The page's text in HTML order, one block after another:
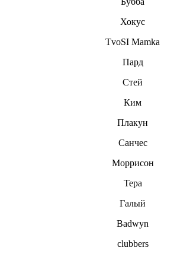
Хокус
TvoSI Mamka
Пард
Стей
Ким
Плакун
Санчес
Моррисон
Тера
Галый
Badwyn
clubbers